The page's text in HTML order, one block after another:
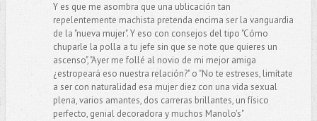
Y es que me asombra que una ublicación tan
repelentemente machista pretenda encima ser la vanguardia
de la "nueva mujer". Y eso con consejos del tipo "Cómo
chuparle la polla a tu jefe sin que se note que quieres un
ascenso", "Ayer me follé al novio de mi mejor amiga
¿estropeará eso nuestra relación?" o "No te estreses, limítate
a ser con naturalidad esa mujer diez con una vida sexual
plena, varios amantes, dos carreras brillantes, un físico
perfecto, genial decoradora y muchos Manolo's"